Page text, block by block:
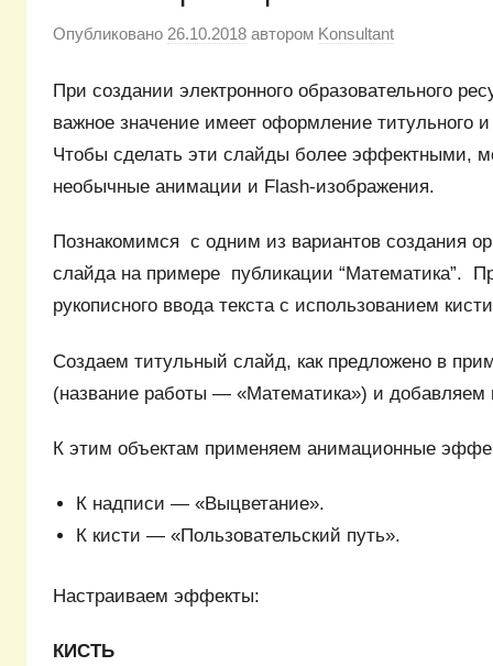
Опубликовано 26.10.2018 автором Konsultant
При создании электронного образовательного
важное значение имеет оформление титульного
Чтобы сделать эти слайды более эффектными,
необычные анимации и Flash-изображения.
Познакомимся с одним из вариантов создания
слайда на примере публикации “Математика”.
рукописного ввода текста с использованием
Создаем титульный слайд, как предложено в
(название работы — «Математика») и добавляем
К этим объектам применяем анимационные
К надписи — «Выцветание».
К кисти — «Пользовательский путь».
Настраиваем эффекты:
КИСТЬ